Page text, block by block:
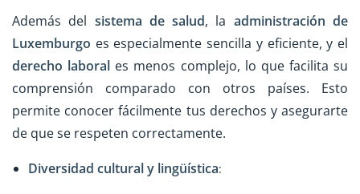
Además del sistema de salud, la administración de
Luxemburgo es especialmente sencilla y eficiente, y el
derecho laboral es menos complejo, lo que facilita su
comprensión comparado con otros países. Esto
permite conocer fácilmente tus derechos y asegurarte
de que se respeten correctamente.
Diversidad cultural y lingüística: